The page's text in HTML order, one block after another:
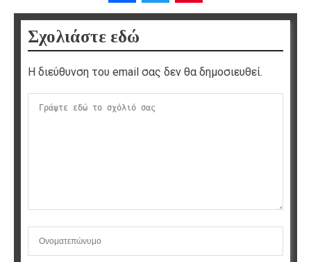
Σχολιάστε εδώ
Η διεύθυνση του email σας δεν θα δημοσιευθεί.